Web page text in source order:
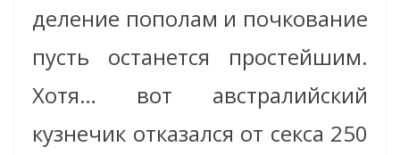
деление пополам и почкование
пусть останется простейшим.
Хотя… вот австралийский
кузнечик отказался от секса 250